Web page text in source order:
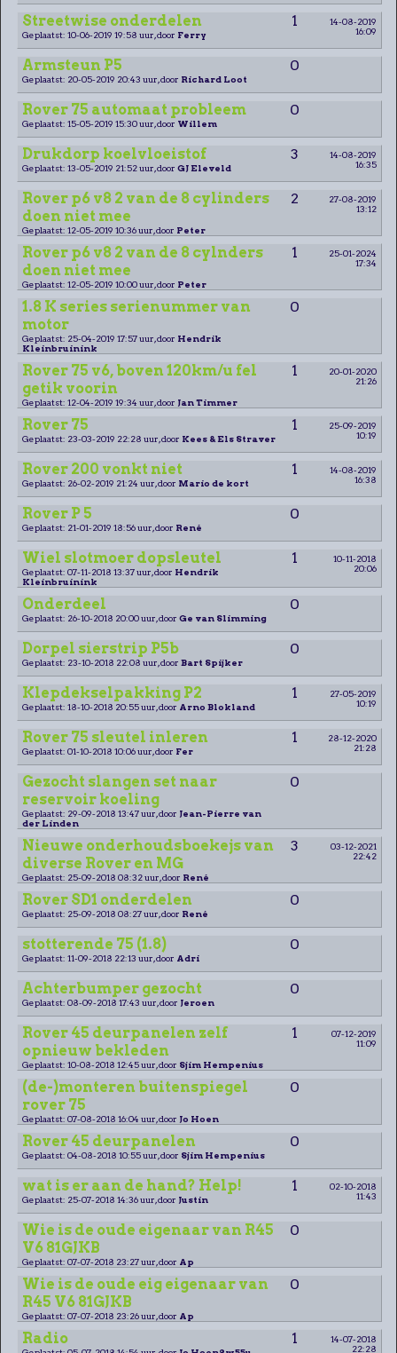
Streetwise onderdelen 1
14-08-2019
16:09
Geplaatst: 10-06-2019 19:58 uur, door Ferry
Armsteun P5 0
Geplaatst: 20-05-2019 20:43 uur, door Richard Loot
Rover 75 automaat probleem 0
Geplaatst: 15-05-2019 15:30 uur, door Willem
Drukdorp koelvloeistof 3
14-08-2019
16:35
Geplaatst: 13-05-2019 21:52 uur, door GJ Eleveld
Rover p6 v8 2 van de 8 cylinders
doen niet mee
2
27-08-2019
13:12
Geplaatst: 12-05-2019 10:36 uur, door Peter
Rover p6 v8 2 van de 8 cylnders
doen niet mee
1
25-01-2024
17:34
Geplaatst: 12-05-2019 10:00 uur, door Peter
1.8 K series serienummer van
motor
0
Geplaatst: 25-04-2019 17:57 uur, door Hendrik
Kleinbruinink
Rover 75 v6, boven 120km/u fel
getik voorin
1
20-01-2020
21:26
Geplaatst: 12-04-2019 19:34 uur, door Jan Timmer
Rover 75 1
25-09-2019
10:19
Geplaatst: 23-03-2019 22:28 uur, door Kees & Els Straver
Rover 200 vonkt niet 1
14-08-2019
16:38
Geplaatst: 26-02-2019 21:24 uur, door Mario de kort
Rover P 5 0
Geplaatst: 21-01-2019 18:56 uur, door René
Wiel slotmoer dopsleutel 1
10-11-2018
20:06
Geplaatst: 07-11-2018 13:37 uur, door Hendrik
Kleinbruinink
Onderdeel 0
Geplaatst: 26-10-2018 20:00 uur, door Ge van Slimming
Dorpel sierstrip P5b 0
Geplaatst: 23-10-2018 22:08 uur, door Bart Spijker
Klepdekselpakking P2 1
27-05-2019
10:19
Geplaatst: 18-10-2018 20:55 uur, door Arno Blokland
Rover 75 sleutel inleren 1
28-12-2020
21:28
Geplaatst: 01-10-2018 10:06 uur, door Fer
Gezocht slangen set naar
reservoir koeling
0
Geplaatst: 29-09-2018 13:47 uur, door Jean-Pierre van
der Linden
Nieuwe onderhoudsboekejs van
diverse Rover en MG
3
03-12-2021
22:42
Geplaatst: 25-09-2018 08:32 uur, door René
Rover SD1 onderdelen 0
Geplaatst: 25-09-2018 08:27 uur, door René
stotterende 75 (1.8) 0
Geplaatst: 11-09-2018 22:13 uur, door Adri
Achterbumper gezocht 0
Geplaatst: 08-09-2018 17:43 uur, door Jeroen
Rover 45 deurpanelen zelf
opnieuw bekleden
1
07-12-2019
11:09
Geplaatst: 10-08-2018 12:45 uur, door Sjim Hempenius
(de-)monteren buitenspiegel
rover 75
0
Geplaatst: 07-08-2018 16:04 uur, door Jo Hoen
Rover 45 deurpanelen 0
Geplaatst: 04-08-2018 10:55 uur, door Sjim Hempenius
wat is er aan de hand? Help! 1
02-10-2018
11:43
Geplaatst: 25-07-2018 14:36 uur, door Justin
Wie is de oude eigenaar van R45
V6 81GJKB
0
Geplaatst: 07-07-2018 23:27 uur, door Ap
Wie is de oude eig eigenaar van
R45 V6 81GJKB
0
Geplaatst: 07-07-2018 23:26 uur, door Ap
Radio 1
14-07-2018
22:28